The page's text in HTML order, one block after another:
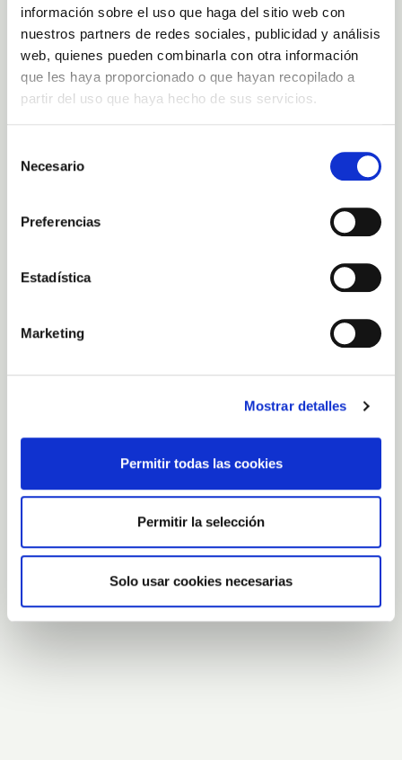
información sobre el uso que haga del sitio web con
nuestros partners de redes sociales, publicidad y análisis
web, quienes pueden combinarla con otra información
que les haya proporcionado o que hayan recopilado a
partir del uso que haya hecho de sus servicios.
Necesario
Preferencias
Estadística
Marketing
Mostrar detalles
Permitir todas las cookies
Permitir la selección
Solo usar cookies necesarias